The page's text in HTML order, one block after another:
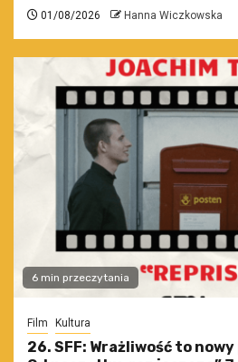
01/08/2026 Hanna Wiczkowska
6 min przeczytania
Film Kultura
26. SFF: Wrażliwość to nowy